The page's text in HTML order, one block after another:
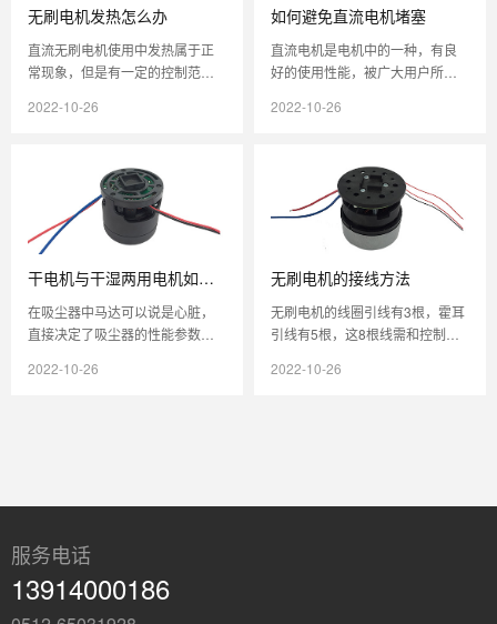
无刷电机发热怎么办
直流无刷电机使用中发热属于正
常现象，但是有一定的控制范
方面来认识：1.线圈有电阻，电流
2022-10-26
如何避免直流电机堵塞
直流电机是电机中的一种，有良
好的使用性能，被广大用户所使
现问题，直流电机也不例外，尤
2022-10-26
干电机与干湿两用电机如何
区分？
在吸尘器中马达可以说是心脏，
直接决定了吸尘器的性能参数，
中显得较为关键。那么在吸尘器
2022-10-26
无刷电机的接线方法
无刷电机的线圈引线有3根，霍耳
引线有5根，这8根线需和控制器
不能正常转动。一般来讲，60度
2022-10-26
服务电话
13914000186